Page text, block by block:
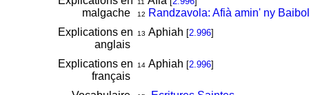
malgache
11
12
Randzavola: Afià amin' ny
Explications en
anglais
13 Aphiah [2.996]
Explications en
français
14Aphiah [2.996]